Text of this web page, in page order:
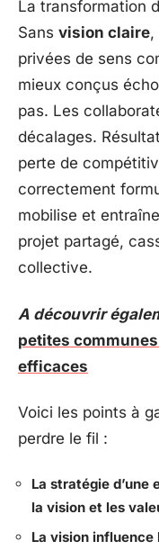
La transformation
Sans vision claire,
privées de sens
mieux conçus
pas. Les
décalages.
perte de
correctement
mobilise et
projet partagé,
collective.
A découvrir
petites
efficaces
Voici les points à
perdre le fil :
La stratégie d’une
la vision et les
La vision